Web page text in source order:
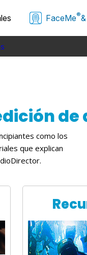
FaceMe®
de
como los
que explican